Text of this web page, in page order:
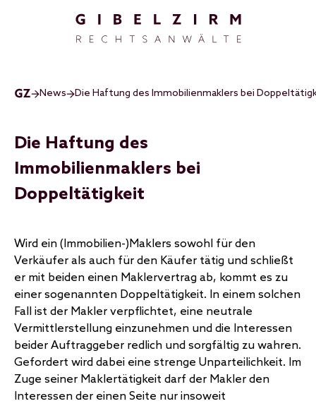
News Die Haftung des Immobilienmaklers bei
Die Haftung des
Immobilienmaklers bei
Doppeltätigkeit
Wird ein (Immobilien-)Maklers sowohl für den
Verkäufer als auch für den Käufer tätig und schließt
er mit beiden einen Maklervertrag ab, kommt es zu
einer sogenannten Doppeltätigkeit. In einem solchen
Fall ist der Makler verpflichtet, eine neutrale
Vermittlerstellung einzunehmen und die Interessen
beider Auftraggeber redlich und sorgfältig zu wahren.
Gefordert wird dabei eine strenge Unparteilichkeit. Im
Zuge seiner Maklertätigkeit darf der Makler den
Interessen der einen Seite nur insoweit